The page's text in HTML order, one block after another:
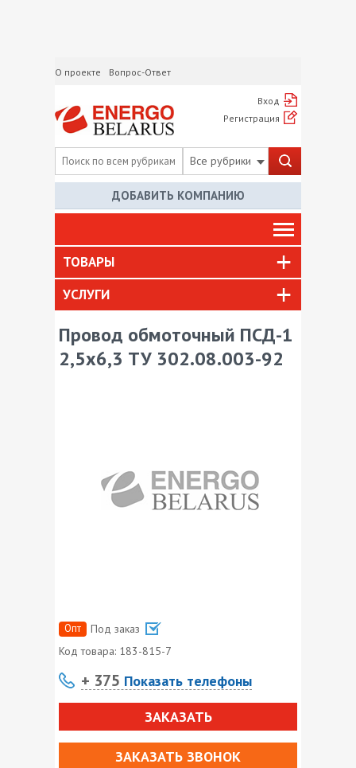
О проекте Вопрос-Ответ
Вход
Регистрация
Все рубрики
ДОБАВИТЬ КОМПАНИЮ
ТОВАРЫ
УСЛУГИ
Провод обмоточный ПСД-1
2,5х6,3 ТУ 302.08.003-92
Опт
Под заказ
Код товара: 183-815-7
+ 375 Показать телефоны
ЗАКАЗАТЬ
ЗАКАЗАТЬ ЗВОНОК